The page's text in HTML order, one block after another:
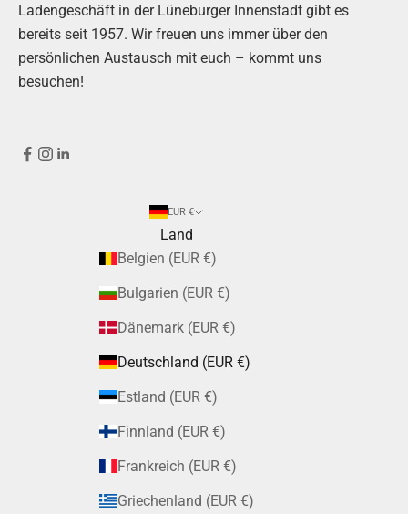
Ladengeschäft in der Lüneburger Innenstadt gibt es
bereits seit 1957. Wir freuen uns immer über den
persönlichen Austausch mit euch – kommt uns
besuchen!
EUR €
Land
Belgien (EUR €)
Bulgarien (EUR €)
Dänemark (EUR €)
Deutschland (EUR €)
Estland (EUR €)
Finnland (EUR €)
Frankreich (EUR €)
Griechenland (EUR €)